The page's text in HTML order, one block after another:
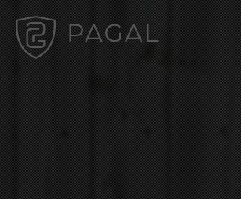
Gestion des cookies